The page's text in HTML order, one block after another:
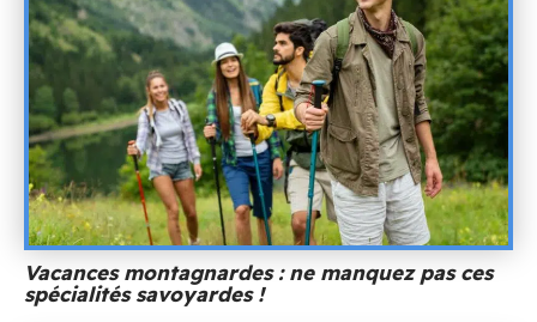
Vacances montagnardes : ne manquez pas ces
spécialités savoyardes !